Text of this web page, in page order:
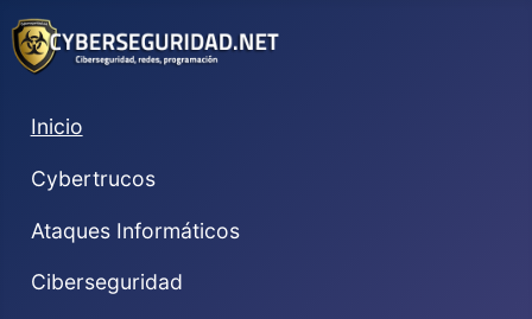
Inicio
Cybertrucos
Ataques Informáticos
Ciberseguridad